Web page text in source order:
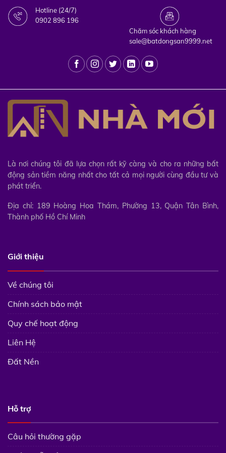
Hotline (24/7)
0902 896 196
Chăm sóc khách hàng
sale@batdongsan9999.net
Là nơi chúng tôi đã lựa chọn rất kỹ càng và cho ra những bất
động sản tiềm năng nhất cho tất cả mọi người cùng đầu tư và
phát triển.
Địa chỉ: 189 Hoàng Hoa Thám, Phường 13, Quận Tân Bình,
Thành phố Hồ Chí Minh
Giới thiệu
Về chúng tôi
Chính sách bảo mật
Quy chế hoạt động
Liên Hệ
Đất Nền
Hỗ trợ
Câu hỏi thường gặp